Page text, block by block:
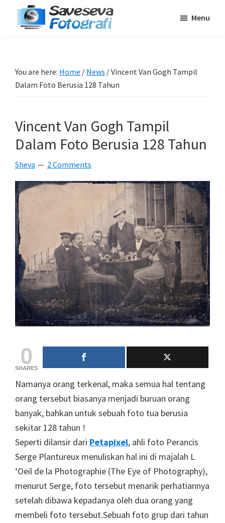
Pemula
-
Tutorial
-
-
Traveling
Menu
You are here: Home / News /Vincent Van Gogh Tampil
Dalam Foto Berusia 128 Tahun
Vincent Van Gogh Tampil
Dalam Foto Berusia 128 Tahun
Sheva 2 Comments
0
SHARES
Namanya orang terkenal, maka semua hal tentang
orang tersebut biasanya menjadi buruan orang
banyak, bahkan untuk sebuah foto tua berusia
sekitar 128 tahun !
Seperti dilansir dari Petapixel, ahli foto Perancis
Serge Plantureux menuliskan hal ini di majalah L
‘Oeil de la Photographie (The Eye of Photography),
menurut Serge, foto tersebut menarik perhatiannya
setelah dibawa kepadanya oleh dua orang yang
membeli foto tersebut.Sebuah foto grup dari tahun